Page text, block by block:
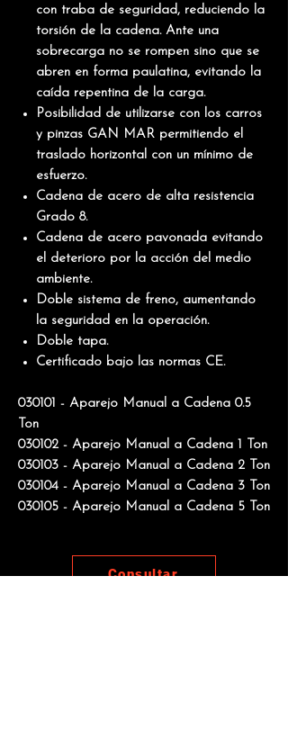
con traba de seguridad, reduciendo la
torsión de la cadena. Ante una
sobrecarga no se rompen sino que se
abren en forma paulatina, evitando la
caída repentina de la carga.
Posibilidad de utilizarse con los carros
y pinzas GAN MAR permitiendo el
traslado horizontal con un mínimo de
esfuerzo.
Cadena de acero de alta resistencia
Grado 8.
Cadena de acero pavonada evitando
el deterioro por la acción del medio
ambiente.
Doble sistema de freno, aumentando
la seguridad en la operación.
Doble tapa.
Certificado bajo las normas CE.
030101 - Aparejo Manual a Cadena 0.5
Ton
030102 - Aparejo Manual a Cadena 1 Ton
030103 - Aparejo Manual a Cadena 2 Ton
030104 - Aparejo Manual a Cadena 3 Ton
030105 - Aparejo Manual a Cadena 5 Ton
Consultar